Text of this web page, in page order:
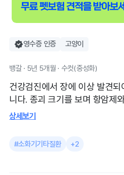
영수증 인증 고양이
뱅갈 · 5년 5개월 · 수컷(중성화)
건강검진에서 장에 이상 발견되
니다. 종괴 크기를 보며 항암제와 스테로이
드 투약중으로 매달 방문해서 크
후 정도를 파악하고, 지속 치료
제와 스테로이드, 면역관련 보조
상세보기
#소화기기타질환 +2